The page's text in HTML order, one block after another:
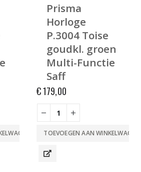
Prisma
Horloge
P.3004 Toise
goudkl. groen
Multi-Functie
Saff
€179,00
TOEVOEGEN AAN WINKELWAGEN